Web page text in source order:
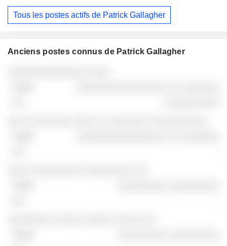
Tous les postes actifs de Patrick Gallagher
Anciens postes connus de Patrick Gallagher